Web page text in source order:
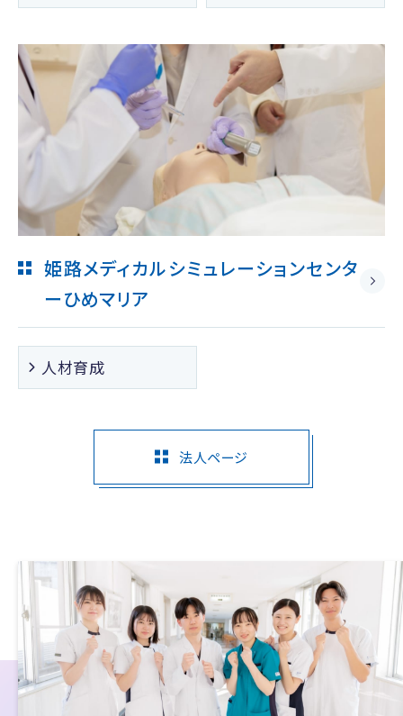
姫路メディカルシミュレーションセンタ
ーひめマリア
人材育成
法人ページ